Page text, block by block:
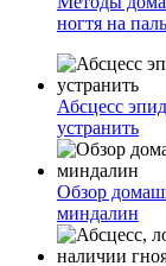
ногтя на
Абсцесс
устранить
Обзор
миндалин